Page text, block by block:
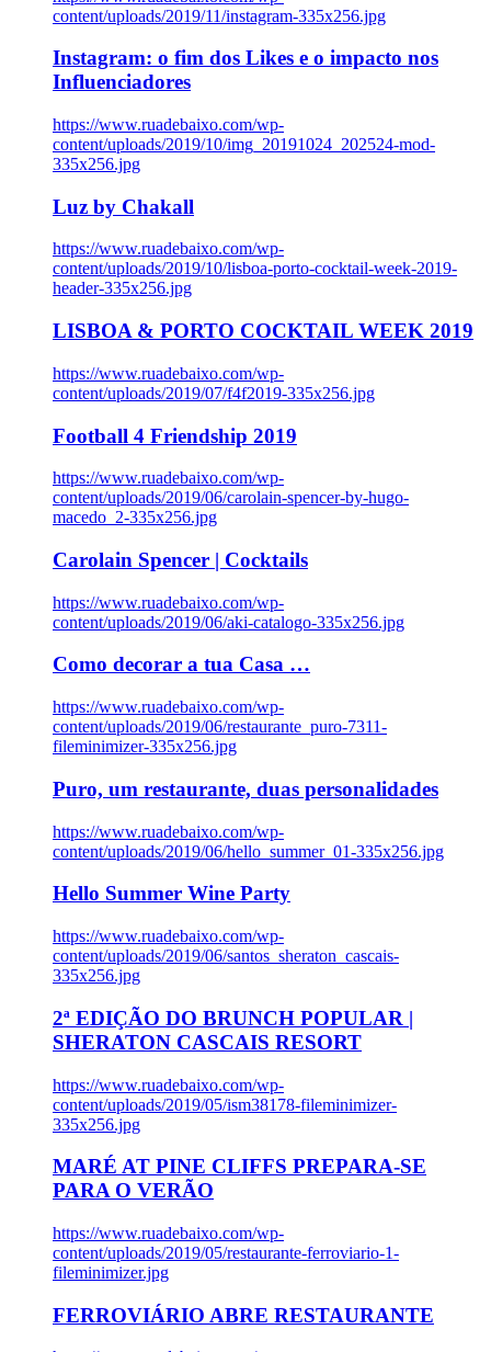
content/uploads/2019/11/instagram-335x256.jpg
Instagram: o fim dos Likes e o impacto nos
Influenciadores
https://www.ruadebaixo.com/wp-
content/uploads/2019/10/img_20191024_202524-mod-
335x256.jpg
Luz by Chakall
https://www.ruadebaixo.com/wp-
content/uploads/2019/10/lisboa-porto-cocktail-week-2019-
header-335x256.jpg
LISBOA & PORTO COCKTAIL WEEK 2019
https://www.ruadebaixo.com/wp-
content/uploads/2019/07/f4f2019-335x256.jpg
Football 4 Friendship 2019
https://www.ruadebaixo.com/wp-
content/uploads/2019/06/carolain-spencer-by-hugo-
macedo_2-335x256.jpg
Carolain Spencer | Cocktails
https://www.ruadebaixo.com/wp-
content/uploads/2019/06/aki-catalogo-335x256.jpg
Como decorar a tua Casa …
https://www.ruadebaixo.com/wp-
content/uploads/2019/06/restaurante_puro-7311-
fileminimizer-335x256.jpg
Puro, um restaurante, duas personalidades
https://www.ruadebaixo.com/wp-
content/uploads/2019/06/hello_summer_01-335x256.jpg
Hello Summer Wine Party
https://www.ruadebaixo.com/wp-
content/uploads/2019/06/santos_sheraton_cascais-
335x256.jpg
2ª EDIÇÃO DO BRUNCH POPULAR |
SHERATON CASCAIS RESORT
https://www.ruadebaixo.com/wp-
content/uploads/2019/05/ism38178-fileminimizer-
335x256.jpg
MARÉ AT PINE CLIFFS PREPARA-SE
PARA O VERÃO
https://www.ruadebaixo.com/wp-
content/uploads/2019/05/restaurante-ferroviario-1-
fileminimizer.jpg
FERROVIÁRIO ABRE RESTAURANTE